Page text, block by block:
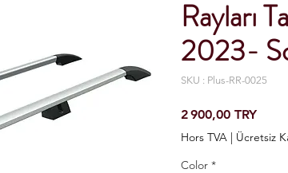
Rayları
2023-
SKU : Plus-RR-0025
2 900,00 TRYPrix
Hors TVA | Ücretsiz
Color *